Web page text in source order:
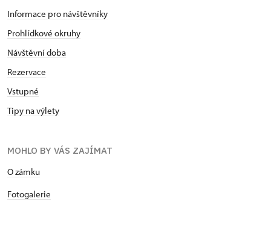
Informace pro návštěvníky
Prohlídkové okruhy
Návštěvní doba
Rezervace
Vstupné
Tipy na výlety
MOHLO BY VÁS ZAJÍMAT
O zámku
Fotogalerie